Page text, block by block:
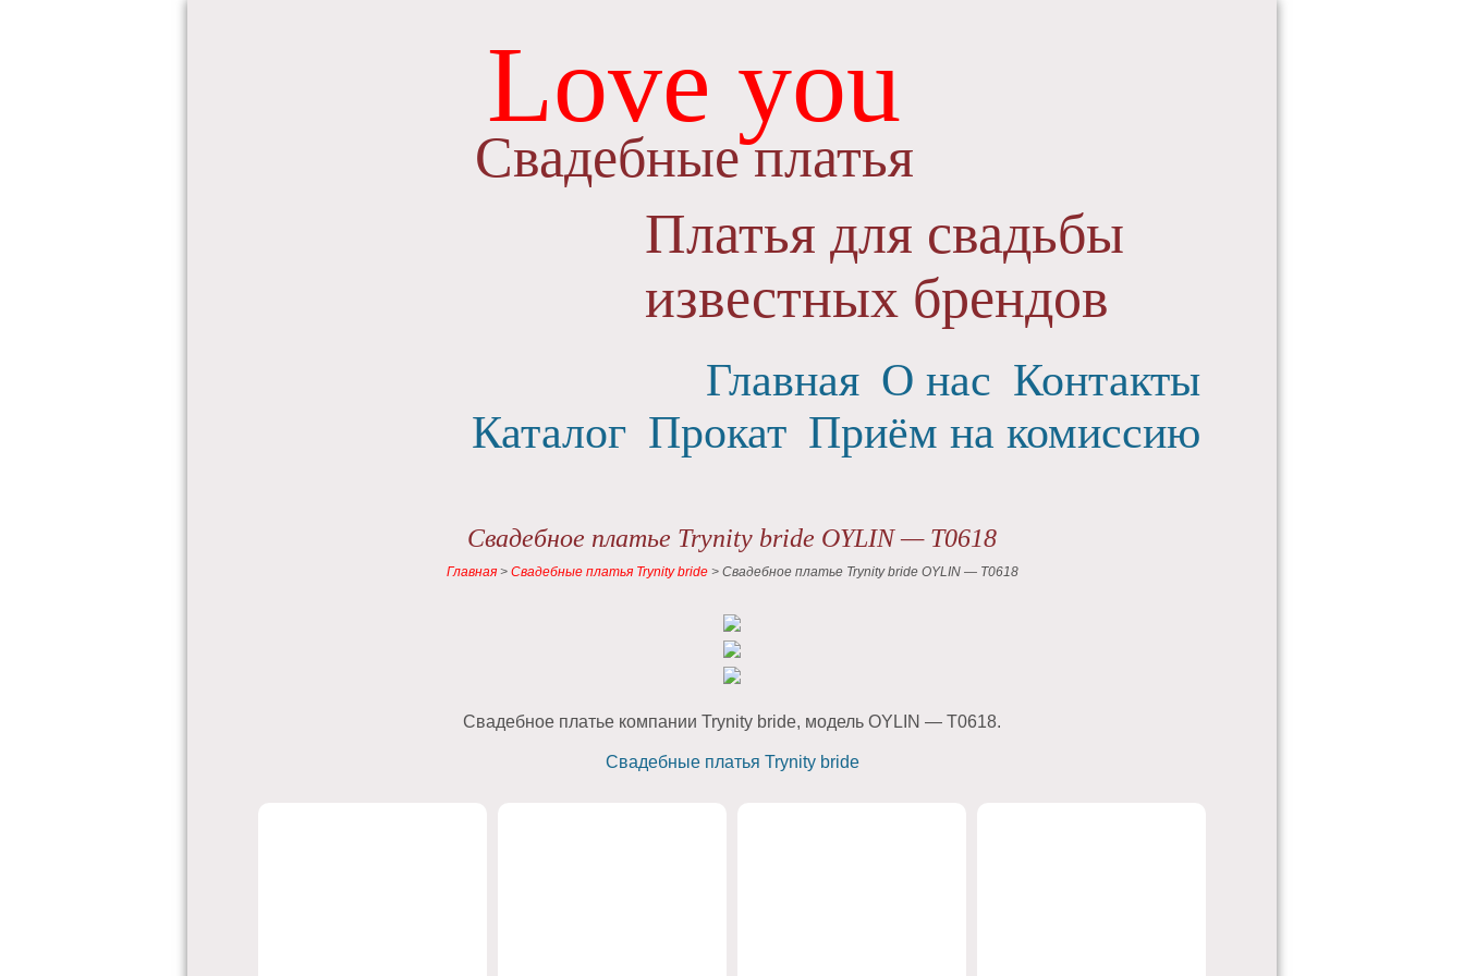
Love you
Свадебные платья
Платья для свадьбы
известных брендов
Контакты
О нас
Главная
Приём на комиссию
Прокат
Каталог
Свадебное платье Trynity bride OYLIN — Т0618
Главная> Свадебные платья Trynity bride> Свадебное платье Trynity bride OYLIN — Т0618
Свадебное платье компании Trynity bride, модель OYLIN — Т0618.
Свадебные платья Trynity bride